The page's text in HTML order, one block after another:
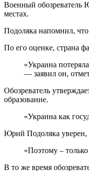
Военный обозреватель
местах.
Подоляка напомнил,
По его оценке, страна
«Украина
— заявил он,
Обозреватель
образование.
«Украина как
Юрий Подоляка уверен,
«Поэтому –
В то же время